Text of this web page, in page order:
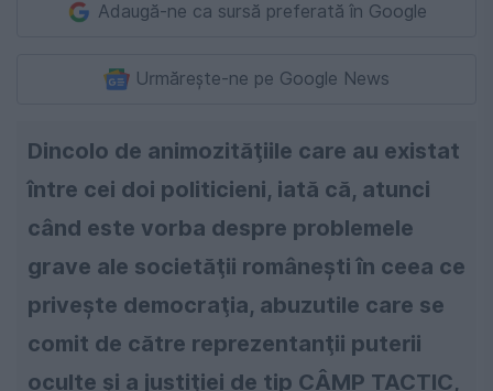
Adaugă-ne ca sursă preferată în Google
Urmărește-ne pe Google News
Dincolo de animozităţiile care au existat
între cei doi politicieni, iată că, atunci
când este vorba despre problemele
grave ale societăţii româneşti în ceea ce
priveşte democraţia, abuzutile care se
comit de către reprezentanţii puterii
oculte şi a justiţiei de tip CÂMP TACTIC,